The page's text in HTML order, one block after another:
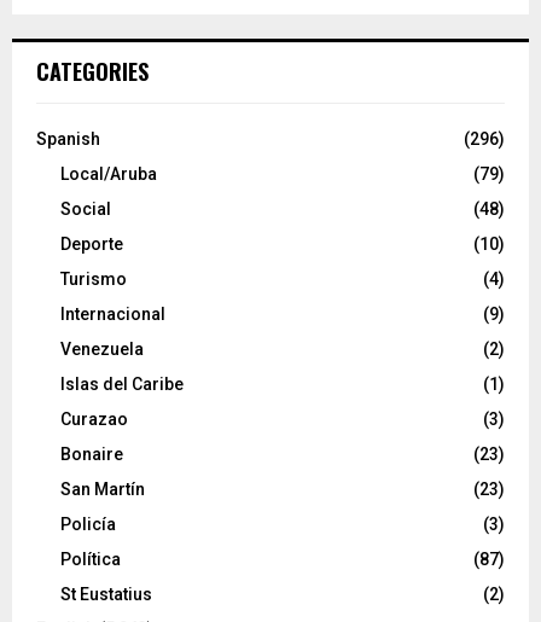
CATEGORIES
Spanish
(296)
Local/Aruba
(79)
Social
(48)
Deporte
(10)
Turismo
(4)
Internacional
(9)
Venezuela
(2)
Islas del Caribe
(1)
Curazao
(3)
Bonaire
(23)
San Martín
(23)
Policía
(3)
Política
(87)
St Eustatius
(2)